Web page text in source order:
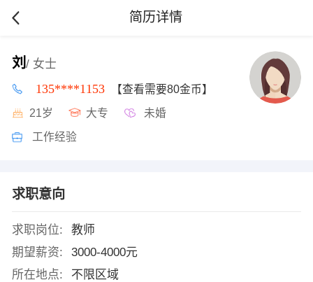
简历详情
刘 / 女士
135****1153 【查看需要80金币】
21岁 大专 未婚
工作经验
求职意向
求职岗位:
教师
期望薪资:
3000-4000元
所在地点:
不限区域